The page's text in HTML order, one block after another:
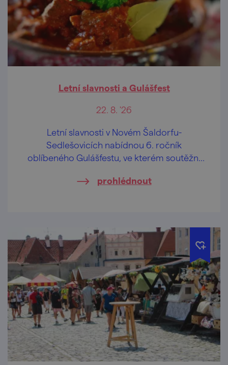
Letní slavnosti a Gulášfest
22. 8. '26
Letní slavnosti v Novém Šaldorfu-
Sedlešovicích nabídnou 6. ročník
oblíbeného Gulášfestu, ve kterém soutěžní
prohlédnout